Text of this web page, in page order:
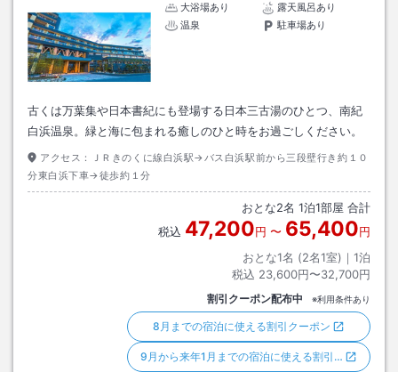
大浴場あり
露天風呂あり
温泉
駐車場あり
古くは万葉集や日本書紀にも登場する日本三古湯のひとつ、南紀
白浜温泉。緑と海に包まれる癒しのひと時をお過ごしください。
アクセス：
ＪＲきのくに線白浜駅→バス白浜駅前から三段壁行き約１０
分東白浜下車→徒歩約１分
おとな2名 1泊1部屋 合計
税込 47,200円 〜 65,400円
おとな1名 (2名1室)｜ 1泊
税込 23,600円〜32,700円
割引クーポン配布中 ※利用条件あり
8月までの宿泊に使える割引クーポン
9月から来年1月までの宿泊に使える割引…